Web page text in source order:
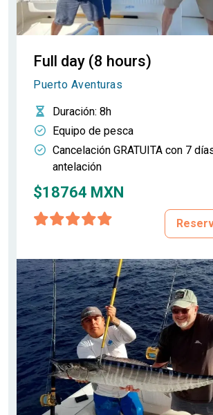
Full day (8 hours)
Puerto Aventuras
Duración: 8h
Equipo de pesca
Cancelación GRATUITA con 7
antelación
$18764 MXN